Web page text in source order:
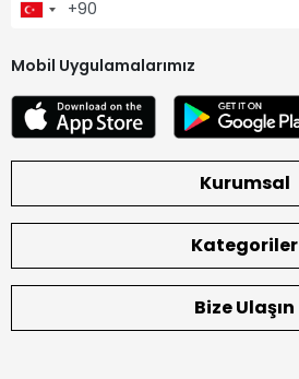
Mobil Uygulamalarımız
Kurumsal
Kategoriler
Bize Ulaşın